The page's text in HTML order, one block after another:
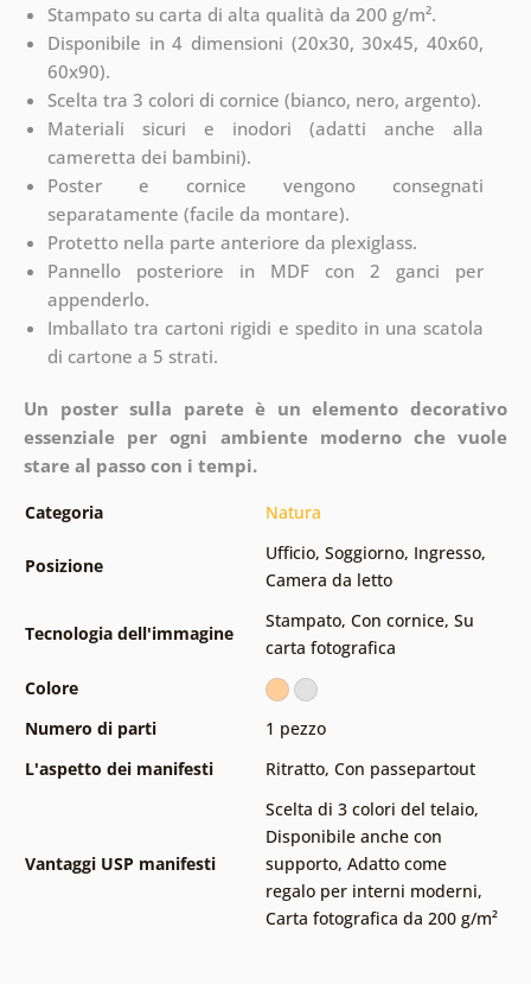
Stampato su carta di alta qualità da 200 g/m².
Disponibile in 4 dimensioni (20x30, 30x45, 40x60,
60x90).
Scelta tra 3 colori di cornice (bianco, nero, argento).
Materiali sicuri e inodori (adatti anche alla
cameretta dei bambini).
Poster e cornice vengono consegnati
separatamente (facile da montare).
Protetto nella parte anteriore da plexiglass.
Pannello posteriore in MDF con 2 ganci per
appenderlo.
Imballato tra cartoni rigidi e spedito in una scatola
di cartone a 5 strati.
Un poster sulla parete è un elemento decorativo
essenziale per ogni ambiente moderno che vuole
stare al passo con i tempi.
Categoria Natura
Posizione
Ufficio, Soggiorno, Ingresso,
Camera da letto
Tecnologia dell'immagine
Stampato, Con cornice, Su
carta fotografica
Colore
Numero di parti
1 pezzo
L'aspetto dei manifesti
Ritratto, Con passepartout
Vantaggi USP manifesti
Scelta di 3 colori del telaio,
Disponibile anche con
supporto, Adatto come
regalo per interni moderni,
Carta fotografica da 200 g/m²